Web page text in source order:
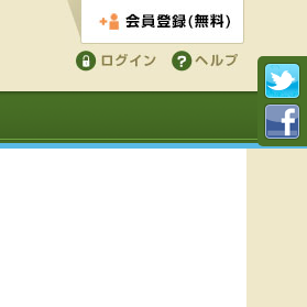
会員登録する